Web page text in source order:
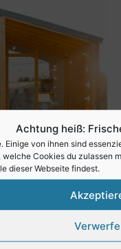
Achtung heiß:
von ihnen sind
Cookies du zulassen
dieser Webseite findest.